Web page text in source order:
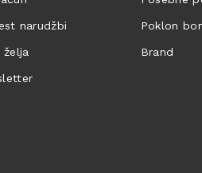
narudžbi
želja
Poklon
Brand